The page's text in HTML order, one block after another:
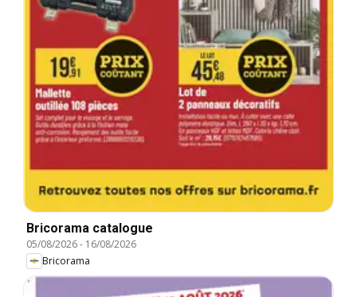
Bricorama catalogue
05/08/2026- 16/08/2026
Bricorama